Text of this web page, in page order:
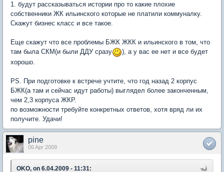
1. будут рассказываться истории про то какие плохие
собственники ЖК ильинского которые не платили коммуналку.
Скажут бизнес класс и все такое.
Еще скажут что все проблемы БЖК ЖКК и ильинского в том, что
там была СКМ(и были ДДУ сразу
), а у вас ее нет и все будет
хорошо.
PS. При подготовке к встрече учтите, что год назад 2 корпус
БЖК(а там и сейчас идут работы) выглядел более законченным,
чем 2,3 корпуса ЖКР.
по возможности требуйте конкретных ответов, хотя вряд ли их
получите. Удачи!
pine
06 Apr 2009
OKO, on 6.04.2009 - 11:31: